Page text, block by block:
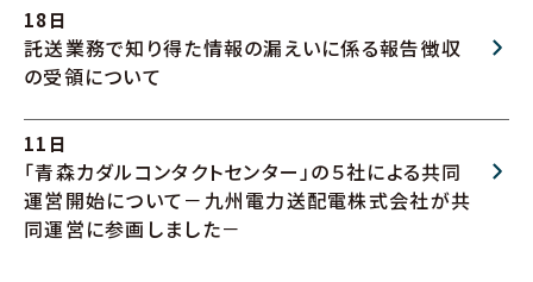
18日
託送業務で知り得た情報の漏えいに係る報告徴収
の受領について
11日
「青森カダルコンタクトセンター」の５社による共同
運営開始について－九州電力送配電株式会社が共
同運営に参画しました－